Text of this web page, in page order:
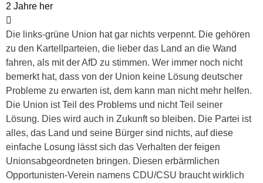
2 Jahre her
Die links-grüne Union hat gar nichts verpennt. Die gehören
zu den Kartellparteien, die lieber das Land an die Wand
fahren, als mit der AfD zu stimmen. Wer immer noch nicht
bemerkt hat, dass von der Union keine Lösung deutscher
Probleme zu erwarten ist, dem kann man nicht mehr helfen.
Die Union ist Teil des Problems und nicht Teil seiner
Lösung. Dies wird auch in Zukunft so bleiben. Die Partei ist
alles, das Land und seine Bürger sind nichts, auf diese
einfache Losung lässt sich das Verhalten der feigen
Unionsabgeordneten bringen. Diesen erbärmlichen
Opportunisten-Verein namens CDU/CSU braucht wirklich